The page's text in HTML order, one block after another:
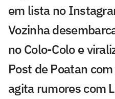
em lista no
Vozinha
no Colo-Colo e
Post de Poatan
agita rumores com